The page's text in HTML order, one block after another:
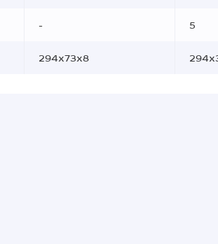
- 5
294x73x8